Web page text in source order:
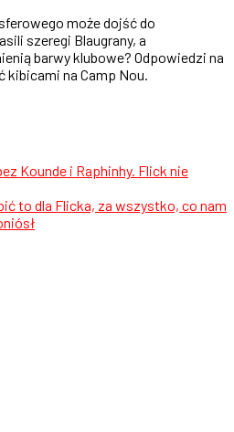
może dojść do
szeregi Blaugrany, a
barwy klubowe? Odpowiedzi na
na Camp Nou.
Kounde i Raphinhy. Flick nie
to dla Flicka, za wszystko, co nam